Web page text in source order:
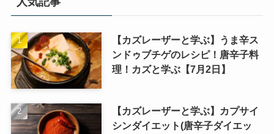
【カズレーザーと学ぶ】うま辛ス
ンドゥブチゲのレシピ！唐辛子料
理！カズと学ぶ【7月2日】
【カズレーザーと学ぶ】カプサイ
シンダイエット(唐辛子ダイエッ